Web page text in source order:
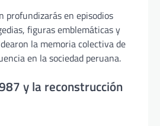
profundizarás en episodios
figuras emblemáticas y
la memoria colectiva de
en la sociedad peruana.
y la reconstrucción